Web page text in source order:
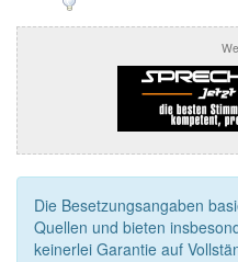
Die Besetzungsangaben
Quellen und bieten
keinerlei Garantie auf